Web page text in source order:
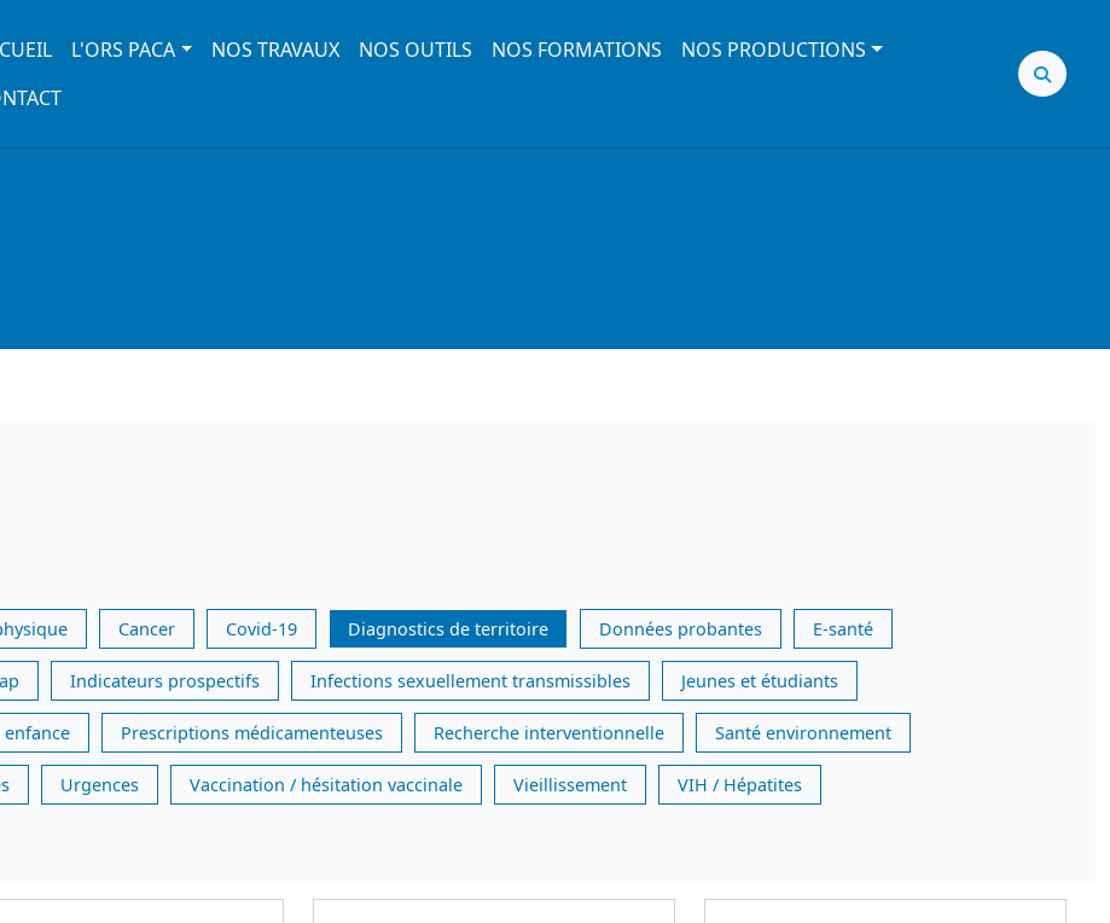
navigation
L'ORS PACA NOS TRAVAUX NOS OUTILS NOS FORMATIONS
NOS PRODUCTIONS
Cancer Covid-19 Diagnostics de territoire Données probantes E-santé
Indicateurs prospectifs Infections sexuellement transmissibles Jeunes et étudiants
enfance Prescriptions médicamenteuses Recherche interventionnelle Santé environnement
Urgences Vaccination / hésitation vaccinale Vieillissement VIH / Hépatites